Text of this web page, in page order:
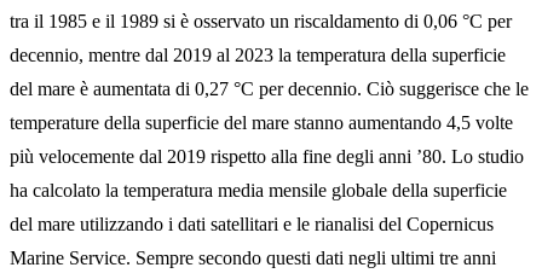
tra il 1985 e il 1989 si è osservato un riscaldamento di 0,06 °C per
decennio, mentre dal 2019 al 2023 la temperatura della superficie
del mare è aumentata di 0,27 °C per decennio. Ciò suggerisce che le
temperature della superficie del mare stanno aumentando 4,5 volte
più velocemente dal 2019 rispetto alla fine degli anni ’80. Lo studio
ha calcolato la temperatura media mensile globale della superficie
del mare utilizzando i dati satellitari e le rianalisi del Copernicus
Marine Service. Sempre secondo questi dati negli ultimi tre anni